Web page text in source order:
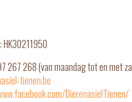
HK30211950
267 268 (van maandag tot en met
tienen.be
DierenasielTienen/